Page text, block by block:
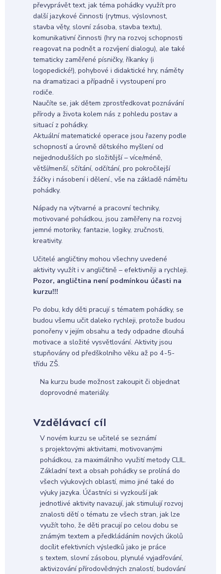
převyprávět text, jak téma pohádky využít pro
další jazykové činnosti (rytmus, výslovnost,
stavba věty, slovní zásoba, stavba textu),
komunikativní činnosti (hry na rozvoj schopnosti
reagovat na podnět a rozvíjení dialogu), ale také
tematicky zaměřené písničky, říkanky (i
logopedické!), pohybové i didaktické hry, náměty
na dramatizaci a případně i vystoupení pro
rodiče.
Naučíte se, jak dětem zprostředkovat poznávání
přírody a života kolem nás z pohledu postav a
situací z pohádky.
Aktuální matematické operace jsou řazeny podle
schopností a úrovně dětského myšlení od
nejjednodušších po složitější – více/méně,
větší/menší, sčítání, odčítání, pro pokročilejší
žáčky i násobení i dělení., vše na základě námětu
pohádky.
Nápady na výtvarné a pracovní techniky,
motivované pohádkou, jsou zaměřeny na rozvoj
jemné motoriky, fantazie, logiky, zručnosti,
kreativity.
Učitelé angličtiny mohou všechny uvedené
aktivity využít i v angličtině – efektivněji a rychleji.
Pozor, angličtina není podmínkou účasti na
kurzu!!!
Po dobu, kdy děti pracují s tématem pohádky, se
budou všemu učit daleko rychleji, protože budou
ponořeny v jejím obsahu a tedy odpadne dlouhá
motivace a složité vysvětlování. Aktivity jsou
stupňovány od předškolního věku až po 4-5-
třídu ZŠ.
Na kurzu bude možnost zakoupit či objednat
doprovodné materiály.
Vzdělávací cíl
V novém kurzu se učitelé se seznámí
s projektovými aktivitami, motivovanými
pohádkou, za maximálního využití metody CLIL.
Základní text a obsah pohádky se prolíná do
všech výukových oblastí, mimo jiné také do
výuky jazyka. Účastníci si vyzkouší jak
jednotlivé aktivity navazují, jak stimulují rozvoj
znalosti dětí o tématu ze všech stran, jak lze
využít toho, že děti pracují po celou dobu se
známým textem a předkládáním nových úkolů
docílit efektivních výsledků jako je práce
s textem, slovní zásobou, plynulé vyjadřování,
aktivizování přírodovědných znalostí, budování